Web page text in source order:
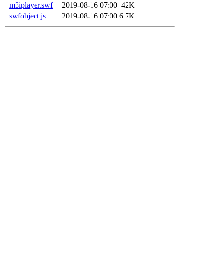
m3iplayer.swf
2019-08-16 07:00 42K
swfobject.js
2019-08-16 07:00 6.7K